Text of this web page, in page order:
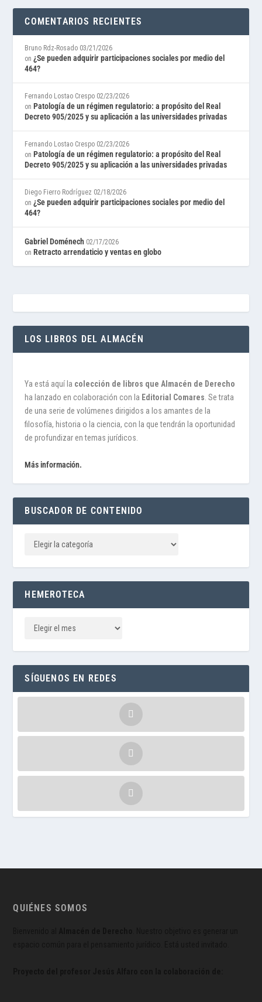
COMENTARIOS RECIENTES
Bruno Rdz-Rosado 03/21/2026
on¿Se pueden adquirir participaciones sociales por medio del
464?
Fernando Lostao Crespo 02/23/2026
on Patología de un régimen regulatorio: a propósito del Real
Decreto 905/2025 y su aplicación a las universidades privadas
Fernando Lostao Crespo 02/23/2026
on Patología de un régimen regulatorio: a propósito del Real
Decreto 905/2025 y su aplicación a las universidades privadas
Diego Fierro Rodríguez 02/18/2026
on¿Se pueden adquirir participaciones sociales por medio del
464?
Gabriel Doménech 02/17/2026
on Retracto arrendaticio y ventas en globo
LOS LIBROS DEL ALMACÉN
Ya está aquí la colección de libros que Almacén de Derecho
ha lanzado en colaboración con la Editorial Comares . Se trata
de una serie de volúmenes dirigidos a los amantes de la
filosofía, historia o la ciencia, con la que tendrán la oportunidad
de profundizar en temas jurídicos.
Más información.
BUSCADOR DE CONTENIDO
HEMEROTECA
SÍGUENOS EN REDES
QUIÉNES SOMOS